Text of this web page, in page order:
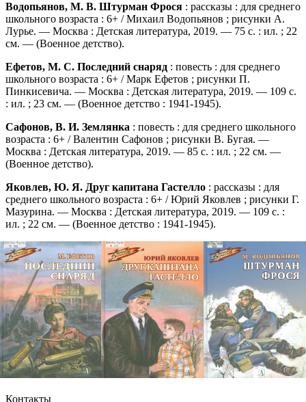
Водопьянов, М. В. Штурман Фрося : рассказы : для среднего
школьного возраста : 6+ / Михаил Водопьянов ; рисунки А.
Лурье. — Москва : Детская литература, 2019. — 75 с. : ил. ; 22
см. — (Военное детство).
Ефетов, М. С. Последний снаряд : повесть : для среднего
школьного возраста : 6+ / Марк Ефетов ; рисунки П.
Пинкисевича. — Москва : Детская литература, 2019. — 109 с.
: ил. ; 23 см. — (Военное детство : 1941-1945).
Сафонов, В. И. Землянка : повесть : для среднего школьного
возраста : 6+ / Валентин Сафонов ; рисунки В. Бугая. —
Москва : Детская литература, 2019. — 85 с. : ил. ; 22 см. —
(Военное детство).
Яковлев, Ю. Я. Друг капитана Гастелло : рассказы : для
среднего школьного возраста : 6+ / Юрий Яковлев ; рисунки Г.
Мазурина. — Москва : Детская литература, 2019. — 109 с. :
ил. ; 22 см. — (Военное детство : 1941-1945).
Контакты